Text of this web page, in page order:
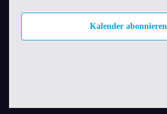
Kalender abonnieren